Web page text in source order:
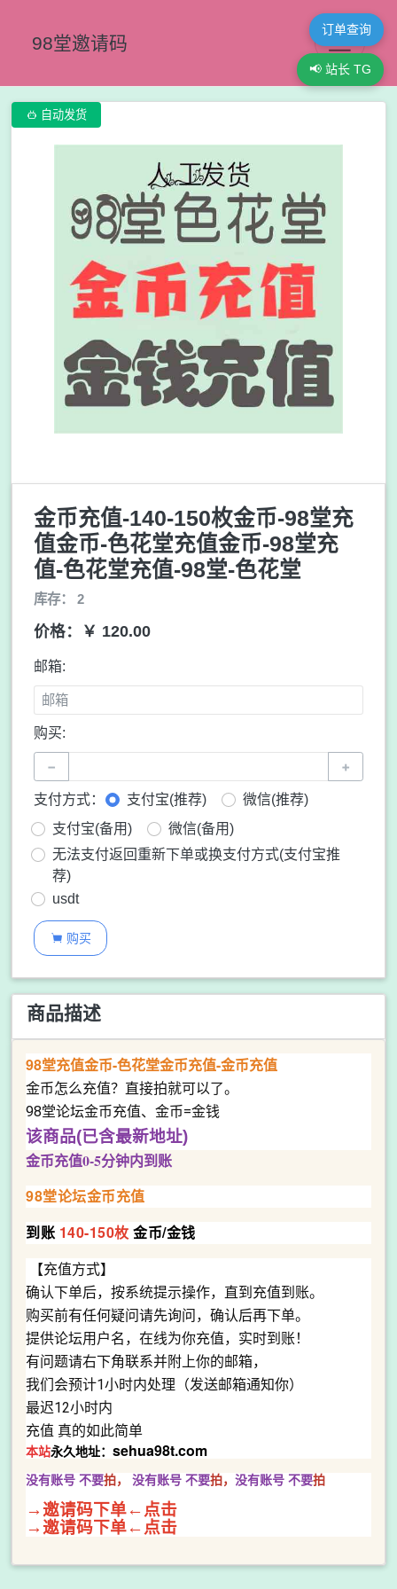
98堂邀请码
订单查询
📢 站长 TG
 自动发货
金币充值-140-150枚金币-98堂充
值金币-色花堂充值金币-98堂充
值-色花堂充值-98堂-色花堂
库存： 2
价格：￥ 120.00
邮箱:
购买:
− +
支付方式： 支付宝(推荐)
微信(推荐)
支付宝(备用)
微信(备用)
无法支付返回重新下单或换支付方式(支付宝推
荐)
usdt
 购买
商品描述
98堂充值金币-色花堂金币充值-金币充值
金币怎么充值？直接拍就可以了。
98堂论坛金币充值、金币=金钱
该商品(已含最新地址)
金币充值0-5分钟内到账
98堂论坛金币充值
到账 140-150枚 金币/金钱
【充值方式】
确认下单后，按系统提示操作，直到充值到账。
购买前有任何疑问请先询问，确认后再下单。
提供论坛用户名，在线为你充值，实时到账！
有问题请右下角联系并附上你的邮箱，
我们会预计1小时内处理（发送邮箱通知你）
最迟12小时内
充值 真的如此简单
本站永久地址： sehua98t.com
没有账号 不要拍， 没有账号 不要拍， 没有账号 不要拍
→邀请码下单←点击
→邀请码下单←点击